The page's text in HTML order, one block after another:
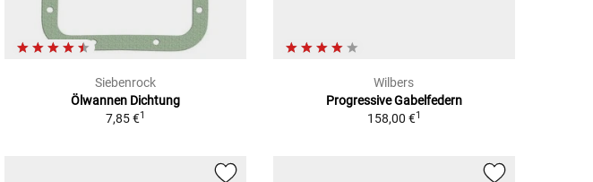
Siebenrock
Ölwannen Dichtung
7,85 €1
Wilbers
Progressive Gabelfedern
158,00 €1